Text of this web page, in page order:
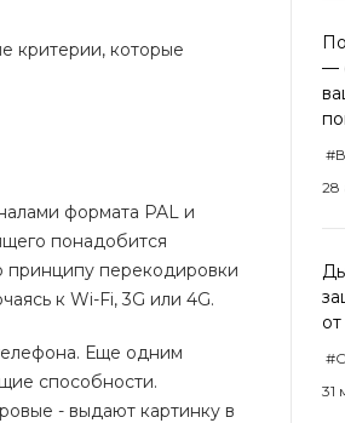
—
28
31
критерии, которые
формата PAL и
понадобится
перекодировки
к Wi-Fi, 3G или 4G.
Еще одним
способности.
- выдают картинку в